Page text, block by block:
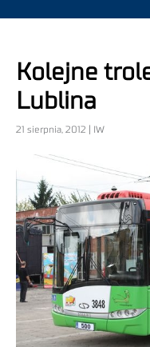
Kolejne
Lublina
21 sierpnia, 2012 | IW